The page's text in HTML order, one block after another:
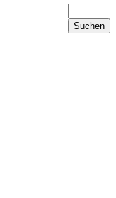
Suchen
nach: